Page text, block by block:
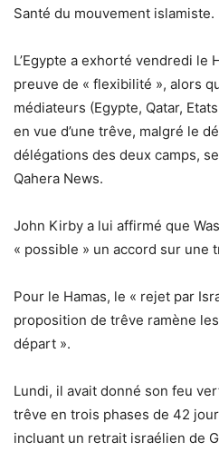
Santé du mouvement islamiste.
L’Egypte a exhorté vendredi le
preuve de « flexibilité », alors
médiateurs (Egypte, Qatar,
en vue d’une trêve, malgré le
délégations des deux camps,
Qahera News.
John Kirby a lui affirmé que
« possible » un accord sur une
Pour le Hamas, le « rejet par
proposition de trêve ramène
départ ».
Lundi, il avait donné son feu
trêve en trois phases de 42
incluant un retrait israélien de